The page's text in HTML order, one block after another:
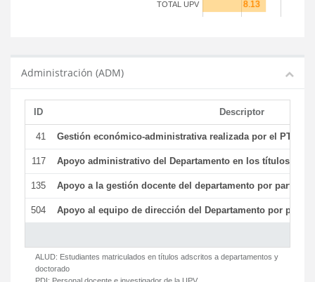
TOTAL UPV
Administración (ADM)
ID Descriptor
41 Gestión económico-administrativa realizada por el PTGAS
117 Apoyo administrativo del Departamento en los títulos de
135 Apoyo a la gestión docente del departamento por parte
504 Apoyo al equipo de dirección del Departamento por parte
ALUD: Estudiantes matriculados en títulos adscritos a departamentos y
doctorado